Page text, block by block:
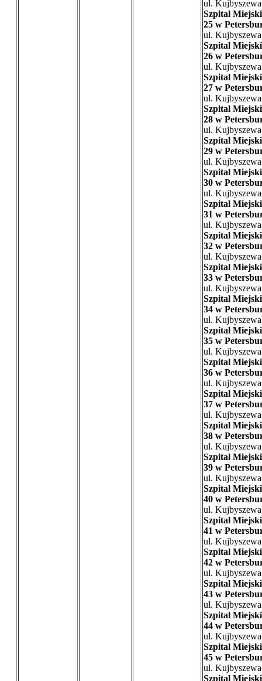
ul.
Szpital
25 w
ul.
Szpital
26 w
ul.
Szpital
27 w
ul.
Szpital
28 w
ul.
Szpital
29 w
ul.
Szpital
30 w
ul.
Szpital
31 w
ul.
Szpital
32 w
ul.
Szpital
33 w
ul.
Szpital
34 w
ul.
Szpital
35 w
ul.
Szpital
36 w
ul.
Szpital
37 w
ul.
Szpital
38 w
ul.
Szpital
39 w
ul.
Szpital
40 w
ul.
Szpital
41 w
ul.
Szpital
42 w
ul.
Szpital
43 w
ul.
Szpital
44 w
ul.
Szpital
45 w
ul.
Szpital